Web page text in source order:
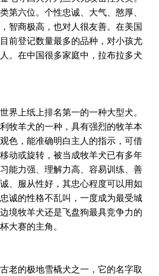
第六位。个性忠诚、大气、憨厚、
智商极高，也对人很友善。在美国
前登记数量最多的品种，对小孩尤
。在中国很多家庭中，拉布拉多犬
上纸上排名第一的一种大型犬。
牧羊犬的一种，具有强烈的牧羊本
色，能准确明白主人的指示，可借
动或旋转，被当成牧羊犬已有多年
能力强、理解力高、容易训练、善
、服从性好，其忠心程度可以用如
诚的性格不乱叫，一度成为最受城
境牧羊犬还是飞盘狗最具竞争力的
大赛的主角。
的极地雪橇犬之一，它的名字取